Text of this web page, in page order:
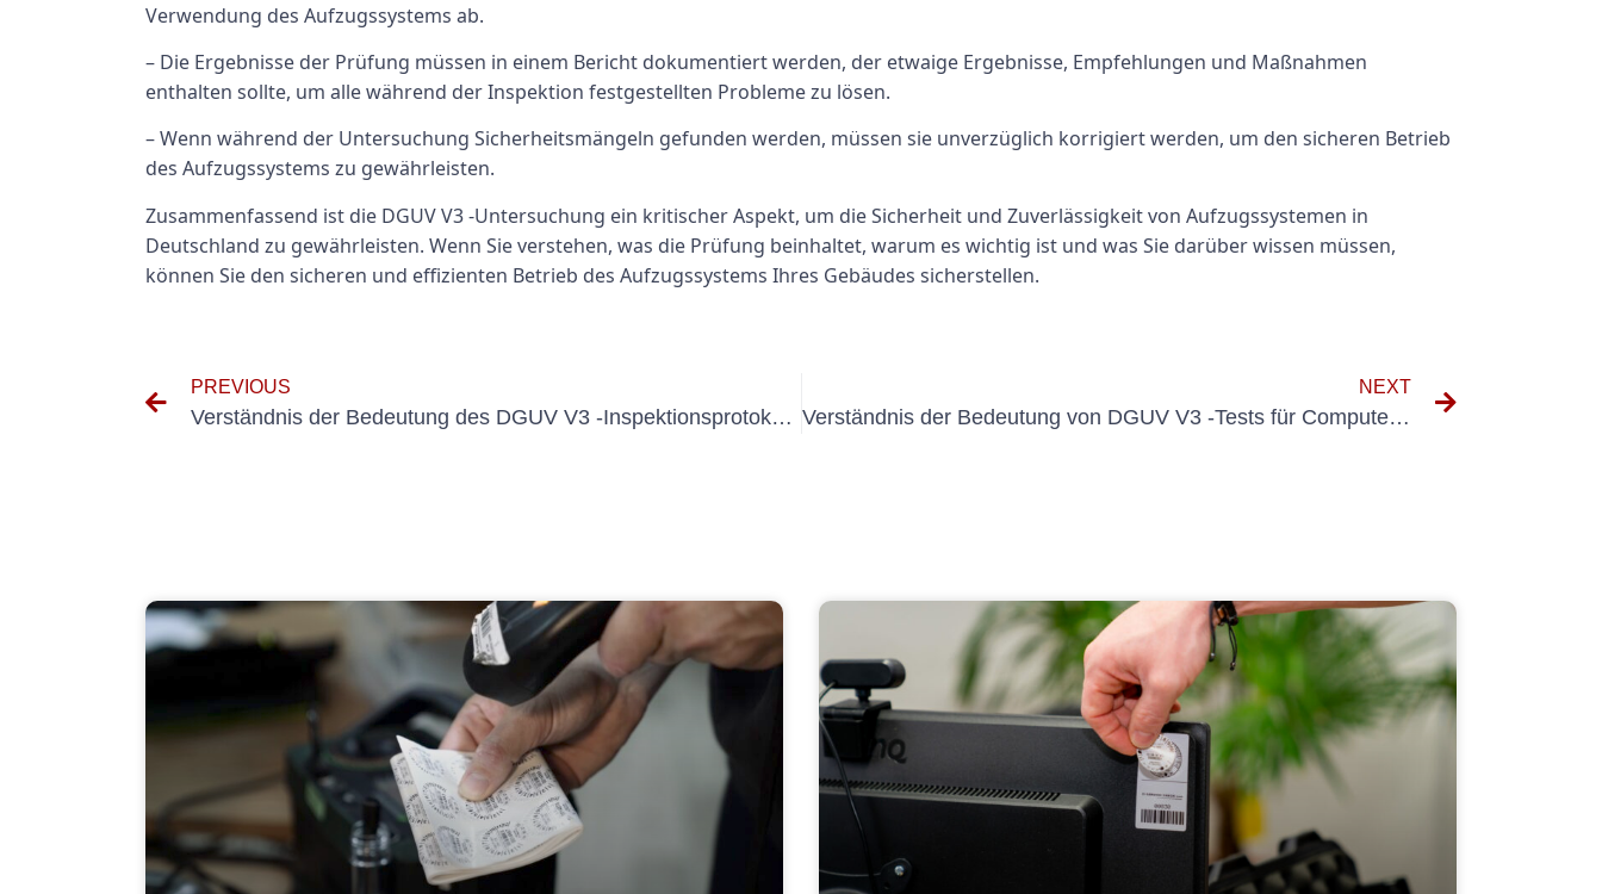
Verwendung des Aufzugssystems ab.
– Die Ergebnisse der Prüfung müssen in einem Bericht dokumentiert werden, der etwaige Ergebnisse, Empfehlungen und Maßnahmen
enthalten sollte, um alle während der Inspektion festgestellten Probleme zu lösen.
– Wenn während der Untersuchung Sicherheitsmängeln gefunden werden, müssen sie unverzüglich korrigiert werden, um den sicheren Betrieb
des Aufzugssystems zu gewährleisten.
Zusammenfassend ist die DGUV V3 -Untersuchung ein kritischer Aspekt, um die Sicherheit und Zuverlässigkeit von Aufzugssystemen in
Deutschland zu gewährleisten. Wenn Sie verstehen, was die Prüfung beinhaltet, warum es wichtig ist und was Sie darüber wissen müssen,
können Sie den sicheren und effizienten Betrieb des Aufzugssystems Ihres Gebäudes sicherstellen.
PREVIOUS
Verständnis der Bedeutung des DGUV V3 -Inspektionsprotokolls für feste Installationen
NEXT
Verständnis der Bedeutung von DGUV V3 -Tests für Computersicherheit